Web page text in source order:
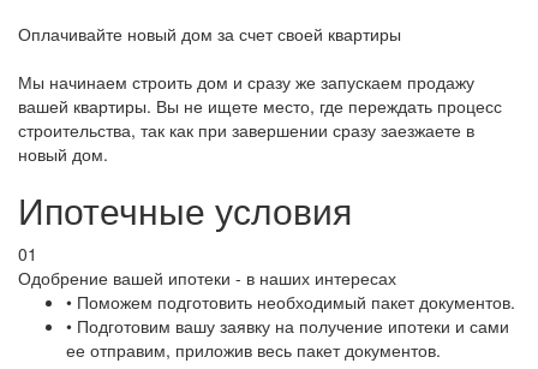
Оплачивайте новый дом за счет своей квартиры
Мы начинаем строить дом и сразу же запускаем продажу
вашей квартиры. Вы не ищете место, где переждать процесс
строительства, так как при завершении сразу заезжаете в
новый дом.
Ипотечные условия
01
Одобрение вашей ипотеки - в наших интересах
• Поможем подготовить необходимый пакет документов.
• Подготовим вашу заявку на получение ипотеки и сами
ее отправим, приложив весь пакет документов.